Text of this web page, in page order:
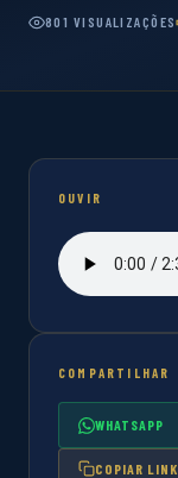
801 VISUALIZAÇÕES
OUVIR
COMPARTILHAR
WHATSAPP
COPIAR LINK